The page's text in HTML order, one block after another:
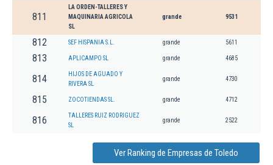
811
LA ORDEN-TALLERES Y
MAQUINARIA AGRICOLA
SL
grande 9531
812 SEF HISPANIA S.L. grande 5611
813 APLICAMPO SL grande 4685
814
HIJOS DE AGUADO Y
RIVERA SL
grande 4730
815 ZOCOTIENDAS SL. grande 4712
816
TALLERES RUIZ RODRIGUEZ
SL
grande 2522
Ver Ranking de Empresas de Toledo